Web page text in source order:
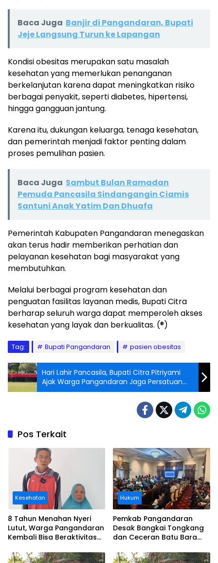
Baca Juga Banjir di Pangandaran, Bupati
Jeje Langsung Turun ke Lapangan
Kondisi obesitas merupakan satu masalah
kesehatan yang memerlukan penanganan
berkelanjutan karena dapat meningkatkan risiko
berbagai penyakit, seperti diabetes, hipertensi,
hingga gangguan jantung.
Karena itu, dukungan keluarga, tenaga kesehatan,
dan pemerintah menjadi faktor penting dalam
proses pemulihan pasien.
Baca Juga Sambut Bulan Ramadan
Pemuda Pancasila Sindangangin Ciamis
Santuni Anak Yatim Dan Dhuafa
Pemerintah Kabupaten Pangandaran menegaskan
akan terus hadir memberikan perhatian dan
pelayanan kesehatan bagi masyarakat yang
membutuhkan.
Melalui berbagai program kesehatan dan
penguatan fasilitas layanan medis, Bupati Citra
berharap seluruh warga dapat memperoleh akses
kesehatan yang layak dan berkualitas. (®)
Tag: Bupati Pangandaran pasien obesitas
Hari Lahir Pancasila, Bupati Citra Pitriyami
Ajak Warga Pangandaran Jaga Persatuan
dan Kondusivitas
Pos Terkait
Kesehatan
8 Tahun Menahan Nyeri
Lutut, Warga Pangandaran
Kembali Bisa Beraktivitas
Ditanggung BPJS
Hukum
Pemkab Pangandaran
Desak Bangkai Tongkang
dan Ceceran Batu Bara
Buruknya Koordinasi